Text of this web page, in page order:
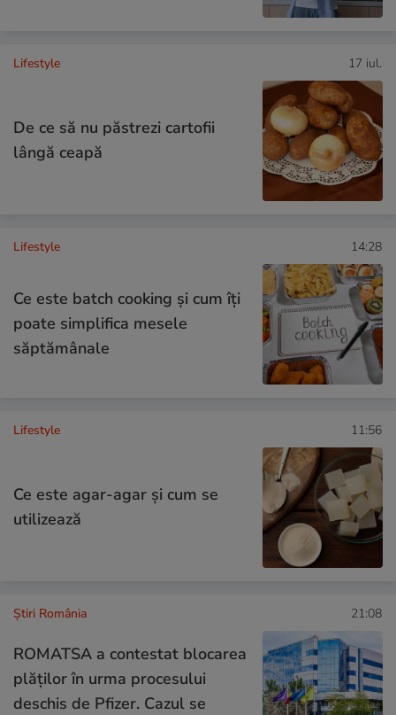
Lifestyle 17 iul.
De ce să nu păstrezi cartofii
lângă ceapă
Lifestyle 14:28
Ce este batch cooking și cum îți
poate simplifica mesele
săptămânale
Lifestyle 11:56
Ce este agar-agar și cum se
utilizează
Știri România 21:08
ROMATSA a contestat blocarea
plăţilor în urma procesului
deschis de Pfizer. Cazul se